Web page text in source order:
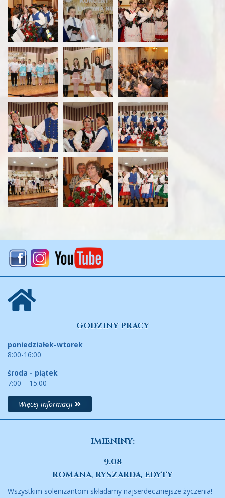
GODZINY PRACY
poniedziałek-wtorek
8:00-16:00
środa - piątek
7:00 – 15:00
Więcej informacji
IMIENINY:
9.08
ROMANA, RYSZARDA, EDYTY
Wszystkim solenizantom składamy najserdeczniejsze życzenia!